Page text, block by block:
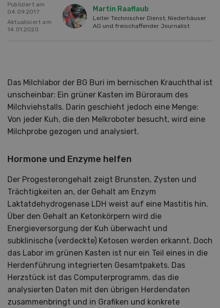
Publiziert am
04.09.2017
Aktualisiert am
14.01.2020
Martin Raaflaub
Leiter Technischer Dienst, Niederhäuser
AG und freischaffender Journalist
Das Milchlabor der BG Buri im bernischen Krauchthal ist
unscheinbar: Ein grüner Kasten im Büroraum des
Milchviehstalls. Darin geschieht jedoch eine Menge:
Von jeder Kuh, die den Melkroboter besucht, wird eine
Milchprobe gezogen und analysiert.
Hormone und Enzyme helfen
Der Progesterongehalt zeigt Brunsten, Zysten und
Trächtigkeiten an, der Gehalt am Enzym
Laktatdehydrogenase LDH weist auf eine Mastitis hin.
Über den Gehalt an Ketonkörpern wird die
Energieversorgung der Kuh überwacht und
subklinische (verdeckte) Ketosen werden erkannt. Doch
das Labor im grünen Kasten ist nur ein Teil eines in die
Herdenführung integrierten Gesamtpakets. Das
Herzstück ist das Computerprogramm, das die
analysierten Daten mit den übrigen Herdendaten
zusammenbringt und in Grafiken und konkrete